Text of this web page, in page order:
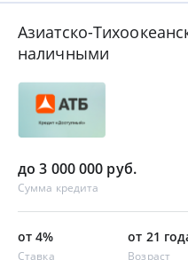
Азиатско-
наличными
до 3 000 000 руб.
Сумма кредита
от 4%
Ставка
от 21
Возраст